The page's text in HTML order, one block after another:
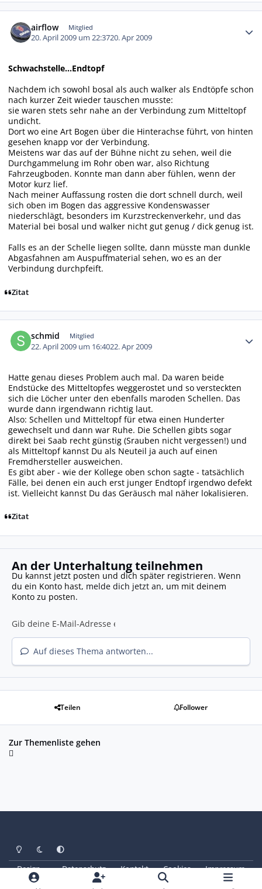
airflow Mitglied
20. April 2009 um 22:3720. Apr 2009
Schwachstelle...Endtopf
Nachdem ich sowohl bosal als auch walker als Endtöpfe schon
nach kurzer Zeit wieder tauschen musste:
sie waren stets sehr nahe an der Verbindung zum Mitteltopf
undicht.
Dort wo eine Art Bogen über die Hinterachse führt, von hinten
gesehen knapp vor der Verbindung.
Meistens war das auf der Bühne nicht zu sehen, weil die
Durchgammelung im Rohr oben war, also Richtung
Fahrzeugboden. Konnte man dann aber fühlen, wenn der
Motor kurz lief.
Nach meiner Auffassung rosten die dort schnell durch, weil
sich oben im Bogen das aggressive Kondenswasser
niederschlägt, besonders im Kurzstreckenverkehr, und das
Material bei bosal und walker nicht gut genug / dick genug ist.
Falls es an der Schelle liegen sollte, dann müsste man dunkle
Abgasfahnen am Auspuffmaterial sehen, wo es an der
Verbindung durchpfeift.
Zitat
schmid Mitglied
22. April 2009 um 16:4022. Apr 2009
Hatte genau dieses Problem auch mal. Da waren beide
Endstücke des Mitteltopfes weggerostet und so versteckten
sich die Löcher unter den ebenfalls maroden Schellen. Das
wurde dann irgendwann richtig laut.
Also: Schellen und Mitteltopf für etwa einen Hunderter
gewechselt und dann war Ruhe. Die Schellen gibts sogar
direkt bei Saab recht günstig (Srauben nicht vergessen!) und
als Mitteltopf kannst Du als Neuteil ja auch auf einen
Fremdhersteller ausweichen.
Es gibt aber - wie der Kollege oben schon sagte - tatsächlich
Fälle, bei denen ein auch erst junger Endtopf irgendwo defekt
ist. Vielleicht kannst Du das Geräusch mal näher lokalisieren.
Zitat
An der Unterhaltung teilnehmen
Du kannst jetzt posten und dich später registrieren. Wenn
du ein Konto hast, melde dich jetzt an, um mit deinem
Konto zu posten.
Auf dieses Thema antworten...
Teilen Follower
Zur Themenliste gehen
Heller ModusDunkler Modus
Systemeinstellung
Design Datenschutz Kontakt Cookies
Impressum
© Copyright 2025 - SAABoteure e. V.
Powered by Invision Community